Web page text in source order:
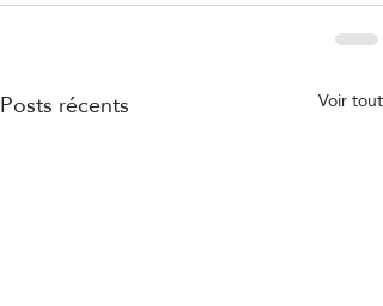
Posts récents Voir tout